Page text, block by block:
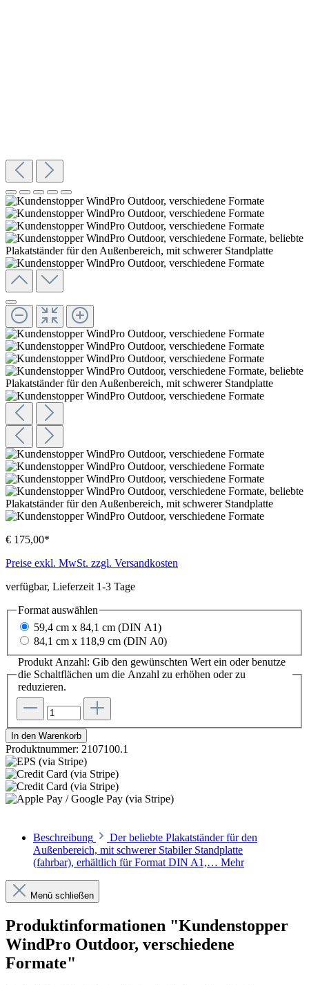
€ 175,00*
Preise exkl. MwSt. zzgl. Versandkosten
verfügbar, Lieferzeit 1-3 Tage
Format auswählen
59,4 cm x 84,1 cm (DIN A1)
84,1 cm x 118,9 cm (DIN A0)
Produkt Anzahl: Gib den gewünschten Wert ein oder benutze
die Schaltflächen um die Anzahl zu erhöhen oder zu
reduzieren.
In den Warenkorb
Produktnummer: 2107100.1
Beschreibung
Der beliebte Plakatständer für den
Außenbereich, mit schwerer Stabiler Standplatte
(fahrbar), erhältlich für Format DIN A1,… Mehr
Menü schließen
Produktinformationen "Kundenstopper
WindPro Outdoor, verschiedene
Formate"